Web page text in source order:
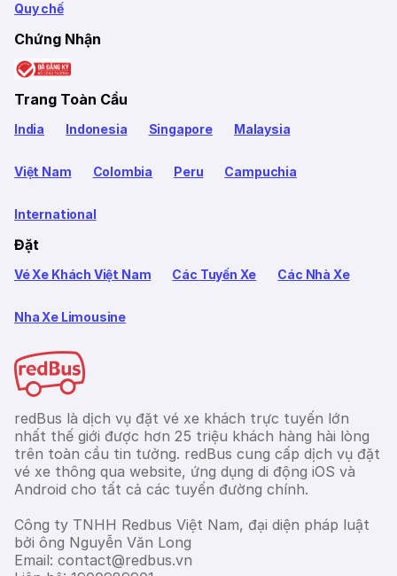
Quy chế
Chứng Nhận
Trang Toàn Cầu
India Indonesia Singapore Malaysia
Việt Nam Colombia Peru Campuchia
International
Đặt
Vé Xe Khách Việt Nam Các Tuyến Xe Các Nhà Xe
Nha Xe Limousine
redBus là dịch vụ đặt vé xe khách trực tuyến lớn
nhất thế giới được hơn 25 triệu khách hàng hài lòng
trên toàn cầu tin tưởng. redBus cung cấp dịch vụ đặt
vé xe thông qua website, ứng dụng di động iOS và
Android cho tất cả các tuyến đường chính.
Công ty TNHH Redbus Việt Nam, đại diện pháp luật
bởi ông Nguyễn Văn Long
Email: contact@redbus.vn